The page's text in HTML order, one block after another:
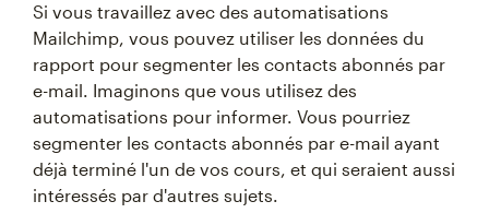
Si vous travaillez avec des automatisations
Mailchimp, vous pouvez utiliser les données du
rapport pour segmenter les contacts abonnés par
e-mail. Imaginons que vous utilisez des
automatisations pour informer. Vous pourriez
segmenter les contacts abonnés par e-mail ayant
déjà terminé l'un de vos cours, et qui seraient aussi
intéressés par d'autres sujets.